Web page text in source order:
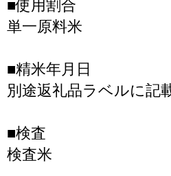
■使用割合
単一原料米
■精米年月日
別途返礼品ラベルに記
■検査
検査米